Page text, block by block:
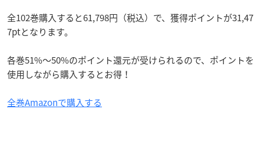
全102巻購入すると61,798円（税込）で、獲得ポイントが31,47
7ptとなります。
各巻51%～50%のポイント還元が受けられるので、ポイントを
使用しながら購入するとお得！
全巻Amazonで購入する